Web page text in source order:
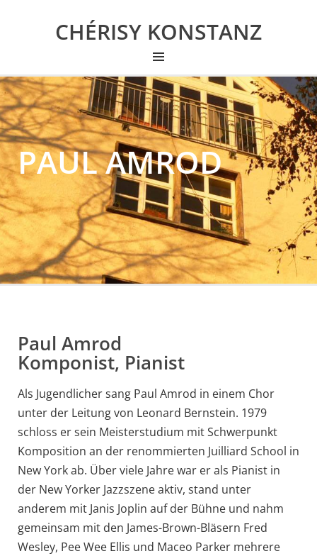
CHÉRISY KONSTANZ
PAUL AMROD
Paul Amrod
Komponist, Pianist
Als Jugendlicher sang Paul Amrod in einem Chor
unter der Leitung von Leonard Bernstein. 1979
schloss er sein Meisterstudium mit Schwerpunkt
Komposition an der renommierten Juilliard School in
New York ab. Über viele Jahre war er als Pianist in
der New Yorker Jazzszene aktiv, stand unter
anderem mit Janis Joplin auf der Bühne und nahm
gemeinsam mit den James-Brown-Bläsern Fred
Wesley, Pee Wee Ellis und Maceo Parker mehrere